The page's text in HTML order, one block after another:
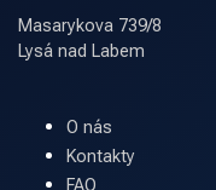
Masarykova 739/8
Lysá nad Labem
O nás
Kontakty
FAQ